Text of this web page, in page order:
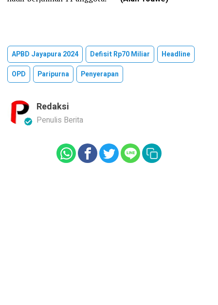
APBD Jayapura 2024 Defisit Rp70 Miliar
Headline
OPD
Paripurna Penyerapan
Redaksi
Penulis Berita